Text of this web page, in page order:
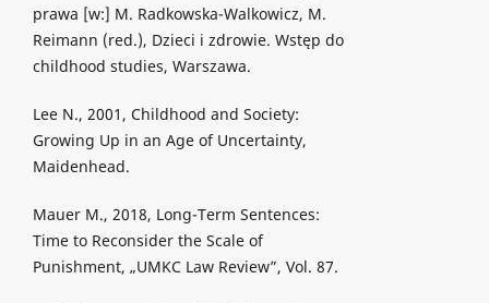
prawa [w:] M. Radkowska-Walkowicz, M.
Reimann (red.), Dzieci i zdrowie. Wstęp do
childhood studies, Warszawa.
Lee N., 2001, Childhood and Society:
Growing Up in an Age of Uncertainty,
Maidenhead.
Mauer M., 2018, Long-Term Sentences:
Time to Reconsider the Scale of
Punishment, „UMKC Law Review”, Vol. 87.